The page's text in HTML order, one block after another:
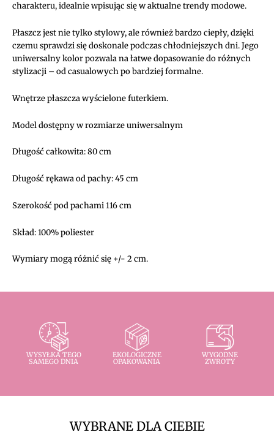
charakteru, idealnie wpisując się w aktualne trendy modowe.
Płaszcz jest nie tylko stylowy, ale również bardzo ciepły, dzięki
czemu sprawdzi się doskonale podczas chłodniejszych dni. Jego
uniwersalny kolor pozwala na łatwe dopasowanie do różnych
stylizacji – od casualowych po bardziej formalne.
Wnętrze płaszcza wyścielone futerkiem.
Model dostępny w rozmiarze uniwersalnym
Długość całkowita: 80 cm
Długość rękawa od pachy: 45 cm
Szerokość pod pachami 116 cm
Skład: 100% poliester
Wymiary mogą różnić się +/- 2 cm.
WYSYŁKA TEGO
SAMEGO DNIA
EKOLOGICZNE
OPAKOWANIA
WYGODNE
ZWROTY
WYBRANE DLA CIEBIE